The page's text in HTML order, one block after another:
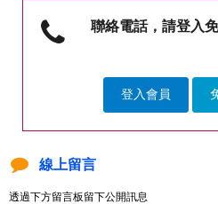
聯絡電話，請登入
登入會員
線上留言
透過下方留言板留下公開訊息